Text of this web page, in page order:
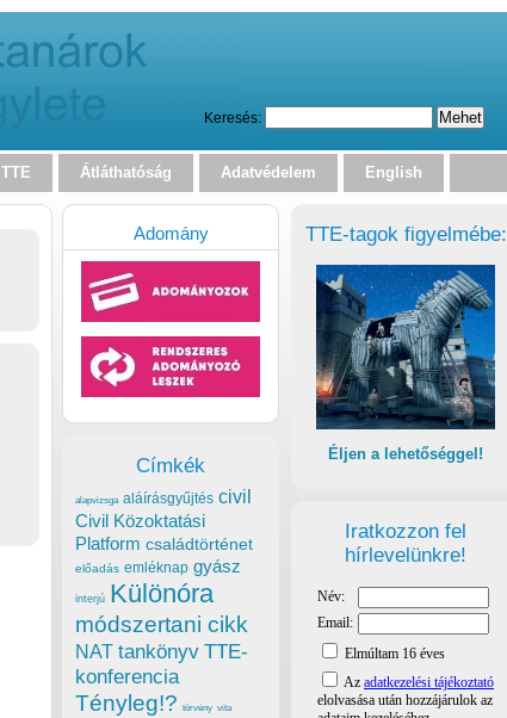
Keresés:
TTE Átláthatóság Adatvédelem English
TTE-tagok figyelmébe:
Éljen a lehetőséggel!
Iratkozzon fel
hírlevelünkre!
Adomány
Címkék
alapvizsga aláírásgyűjtés civil
Civil Közoktatási
Platform családtörténet
előadás emléknap gyász
interjú Különóra
módszertani cikk
NAT tankönyv TTE-
konferencia
Tényleg!? törvény vita